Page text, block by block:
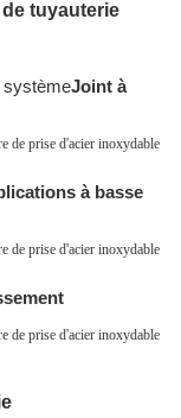
tuyauterie
systèmeJoint à
à basse